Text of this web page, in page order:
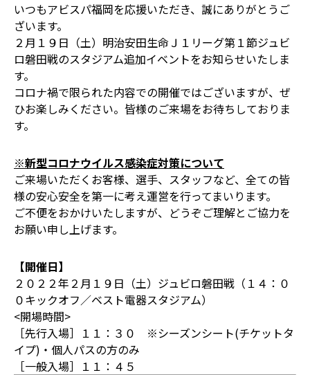
いつもアビスパ福岡を応援いただき、誠にありがとうご
ざいます。
２月１９日（土）明治安田生命Ｊ１リーグ第１節ジュビ
ロ磐田戦のスタジアム追加イベントをお知らせいたしま
す。
コロナ禍で限られた内容での開催ではございますが、ぜ
ひお楽しみください。皆様のご来場をお待ちしておりま
す。
※新型コロナウイルス感染症対策について
ご来場いただくお客様、選手、スタッフなど、全ての皆
様の安心安全を第一に考え運営を行ってまいります。
ご不便をおかけいたしますが、どうぞご理解とご協力を
お願い申し上げます。
【開催日】
２０２２年２月１９日（土）ジュビロ磐田戦（１４：０
０キックオフ／ベスト電器スタジアム）
<開場時間>
［先行入場］１１：３０ ※シーズンシート(チケットタ
イプ)・個人パスの方のみ
［一般入場］１１：４５